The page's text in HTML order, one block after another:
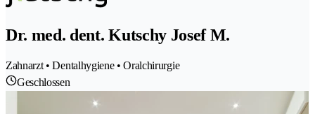
Dr. med. dent. Kutschy Josef M.
Zahnarzt • Dentalhygiene • Oralchirurgie
Geschlossen